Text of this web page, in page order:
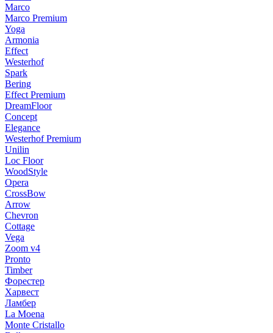
Marco
Marco Premium
Yoga
Armonia
Effect
Westerhof
Spark
Bering
Effect Premium
DreamFloor
Concept
Elegance
Westerhof Premium
Unilin
Loc Floor
WoodStyle
Opera
CrossBow
Arrow
Chevron
Cottage
Vega
Zoom v4
Pronto
Timber
Форестер
Харвест
Ламбер
La Moena
Monte Cristallo